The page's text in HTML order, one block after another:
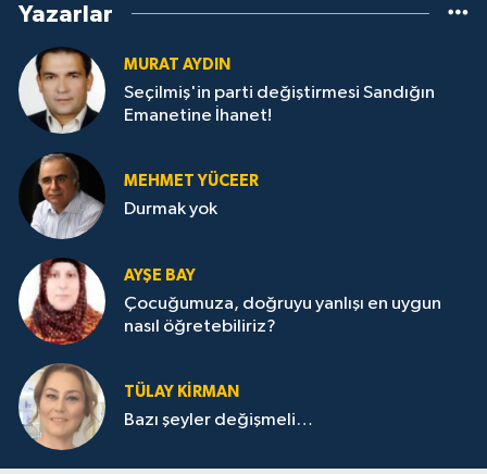
Yazarlar
MURAT AYDIN
Seçilmiş'in parti değiştirmesi Sandığın
Emanetine İhanet!
MEHMET YÜCEER
Durmak yok
AYŞE BAY
Çocuğumuza, doğruyu yanlışı en uygun
nasıl öğretebiliriz?
TÜLAY KİRMAN
Bazı şeyler değişmeli…